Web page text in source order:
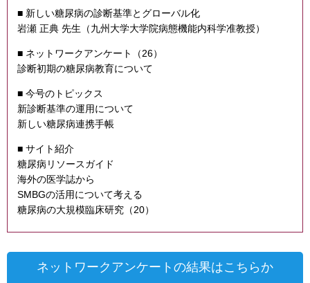
インスリンポンプ
グリコアルブミン
■ 新しい糖尿病の診断基準とグローバル化
岩瀬 正典 先生（九州大学大学院病態機能内科学准教授）
■ ネットワークアンケート（26）
診断初期の糖尿病教育について
■ 今号のトピックス
新診断基準の運用について
新しい糖尿病連携手帳
■ サイト紹介
糖尿病リソースガイド
海外の医学誌から
SMBGの活用について考える
糖尿病の大規模臨床研究（20）
ネットワークアンケートの結果はこちらか